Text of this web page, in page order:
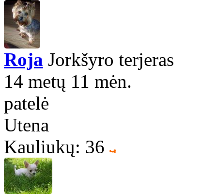
Roja Jorkšyro terjeras
14 metų 11 mėn.
patelė
Utena
Kauliukų: 36